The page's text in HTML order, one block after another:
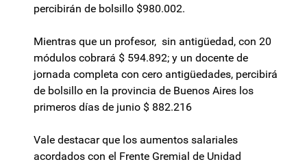
percibirán de bolsillo $980.002.
Mientras que un profesor, sin antigüedad, con 20
módulos cobrará $ 594.892; y un docente de
jornada completa con cero antigüedades, percibirá
de bolsillo en la provincia de Buenos Aires los
primeros días de junio $ 882.216
Vale destacar que los aumentos salariales
acordados con el Frente Gremial de Unidad